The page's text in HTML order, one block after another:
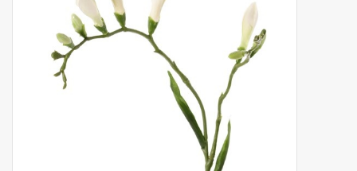
Home deco